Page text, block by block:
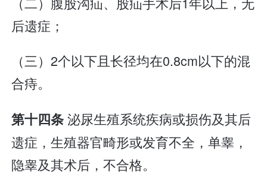
后遗症；
（三）2个以下且长径均在0.8cm以下的混
合痔。
第十四条泌尿生殖系统疾病或损伤及其后
遗症，生殖器官畸形或发育不全，单睾，
隐睾及其术后，不合格。